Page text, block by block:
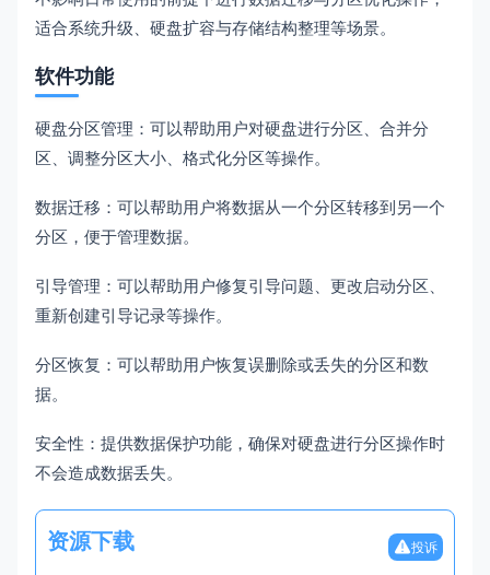
适合系统升级、硬盘扩容与存储结构整理等场景。
软件功能
硬盘分区管理：可以帮助用户对硬盘进行分区、合并分
区、调整分区大小、格式化分区等操作。
数据迁移：可以帮助用户将数据从一个分区转移到另一个
分区，便于管理数据。
引导管理：可以帮助用户修复引导问题、更改启动分区、
重新创建引导记录等操作。
分区恢复：可以帮助用户恢复误删除或丢失的分区和数
据。
安全性：提供数据保护功能，确保对硬盘进行分区操作时
不会造成数据丢失。
资源下载 投诉